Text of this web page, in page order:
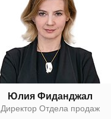
Юлия Фиданджал
Директор Отдела продаж